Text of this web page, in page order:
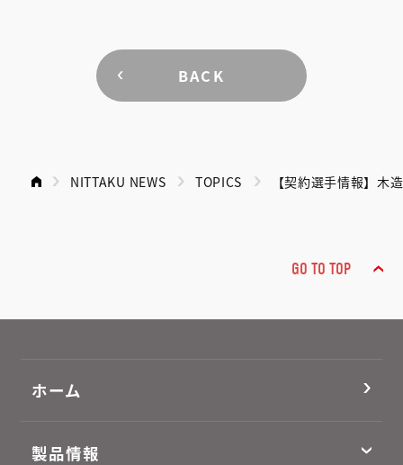
BACK
NITTAKU NEWS TOPICS 【契約選手情報】木
GO TO TOP
ホーム
製品情報